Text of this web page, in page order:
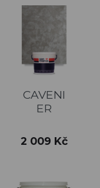
CAVENI
ER
Cena
2 009 Kč